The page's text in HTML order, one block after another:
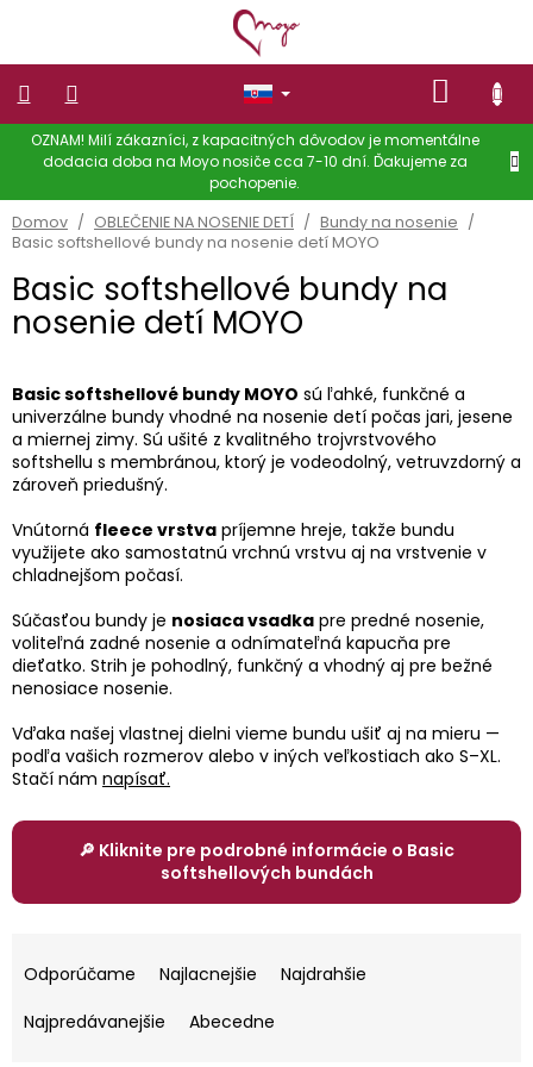
OZNAM! Milí zákazníci, z kapacitných dôvodov je momentálne
dodacia doba na Moyo nosiče cca 7-10 dní. Ďakujeme za
pochopenie.
KOŠÍK
NOSIČE
NOSENIE
DETÍ
Dámske
DETI
Zľavy
Doplnky
Hodnotenie
obchodu
/
Prihlásenie
Domov / OBLEČENIE NA NOSENIE DETÍ / Bundy na nosenie /
Basic softshellové bundy na nosenie detí MOYO
Basic softshellové bundy na
nosenie detí MOYO
Basic softshellové bundy MOYO sú ľahké, funkčné a
univerzálne bundy vhodné na nosenie detí počas jari, jesene
a miernej zimy. Sú ušité z kvalitného trojvrstvového
softshellu s membránou, ktorý je vodeodolný, vetruvzdorný a
zároveň priedušný.
Vnútorná fleece vrstva príjemne hreje, takže bundu
využijete ako samostatnú vrchnú vrstvu aj na vrstvenie v
chladnejšom počasí.
Súčasťou bundy je nosiaca vsadka pre predné nosenie,
voliteľná zadné nosenie a odnímateľná kapucňa pre
dieťatko. Strih je pohodlný, funkčný a vhodný aj pre bežné
nenosiace nosenie.
Vďaka našej vlastnej dielni vieme bundu ušiť aj na mieru —
podľa vašich rozmerov alebo v iných veľkostiach ako S–XL.
Stačí nám napísať.
🔎 Kliknite pre podrobné informácie o Basic
softshellových bundách
a
e
Odporúčame Najlacnejšie
Najdrahšie
Najpredávanejšie
Abecedne